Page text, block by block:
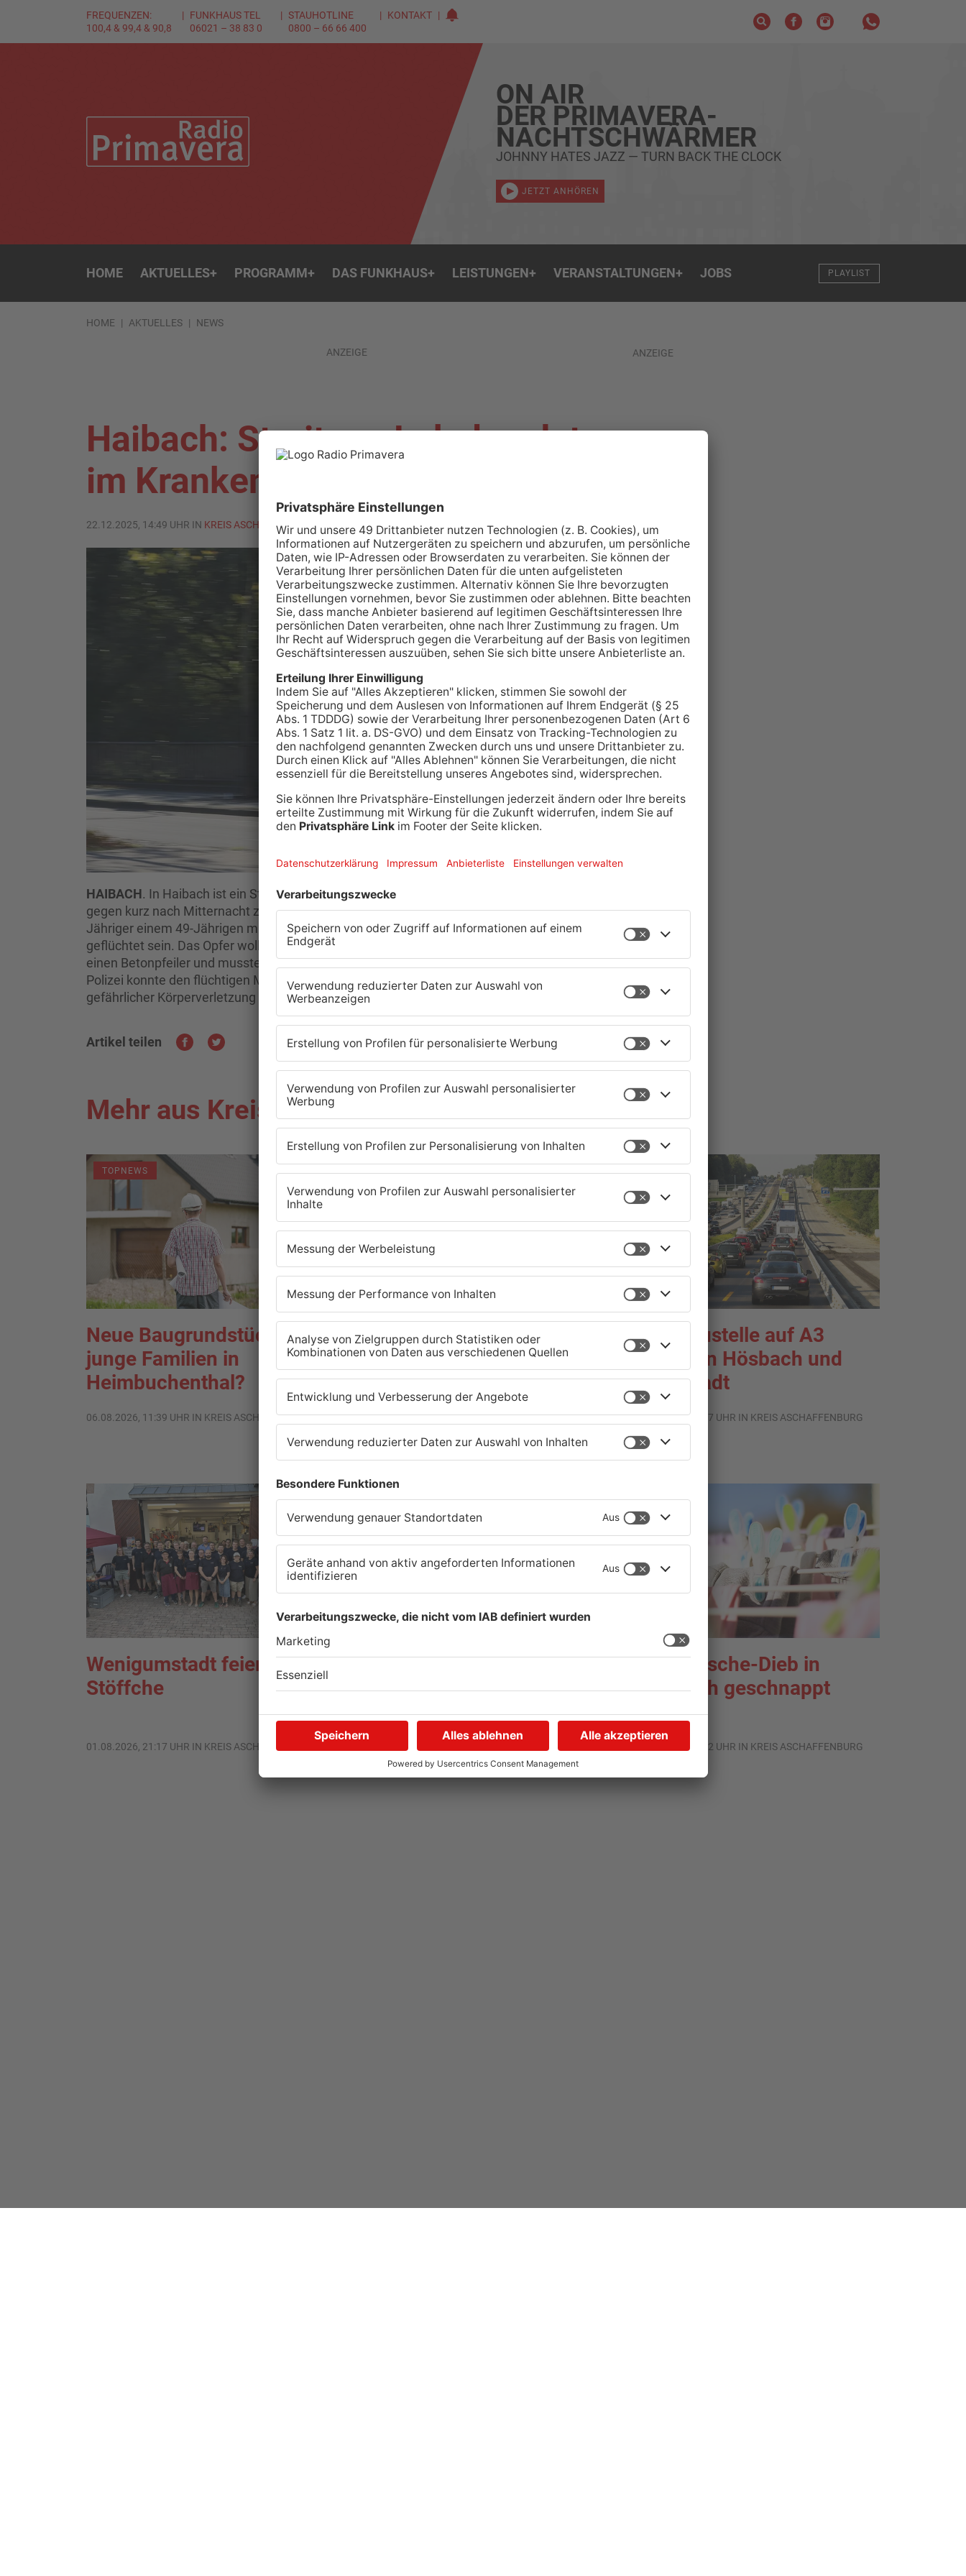
FREQUENZEN:
100,4 & 99,4 & 90,8
FUNKHAUS TEL
06021 – 38 83 0
STAUHOTLINE
0800 – 66 66 400
KONTAKT
ON AIR
DER PRIMAVERA-
NACHTSCHWÄRMER
JOHNNY HATES JAZZ — TURN BACK THE CLOCK
JETZT ANHÖREN
HOME AKTUELLES+ PROGRAMM+ DAS FUNKHAUS+ LEISTUNGEN+ VERANSTALTUNGEN+ JOBS PLAYLIST
HOME AKTUELLES NEWS
ANZEIGE
Haibach: Streit vor Lokal endet
im Krankenhaus
22.12.2025, 14:49 UHR IN KREIS ASCHAFFENBURG
HAIBACH. In Haibach ist ein Streit vor einem Lokal eskaliert. Nach Angaben der Polizei kam
gegen kurz nach Mitternacht zu einem Streit zwischen zwei Männern. Dabei soll ein 37-
Jähriger einem 49-Jährigen mit dem Fuß gegen den Kopf getreten haben und anschließend
geflüchtet sein. Das Opfer wollte den Angreifer noch verfolgen, prallte dabei jedoch gegen
einen Betonpfeiler und musste schwer verletzt ins Krankenhaus gebracht werden. Die
Polizei konnte den flüchtigen Mann wenig später festnehmen. Gegen ihn wird nun wegen
gefährlicher Körperverletzung ermittelt.
Artikel teilen
ANZEIGE
Mehr aus Kreis Aschaffenburg
TOPNEWS
Neue Baugrundstücke für
junge Familien in
Heimbuchenthal?
06.08.2026, 11:39 UHR IN KREIS ASCHAFFENBURG
Tante Enso übernimmt
einzigen Supermarkt in
Pflaumheim
06.08.2026, 05:30 UHR IN KREIS ASCHAFFENBURG
TOPNEWS
Großbaustelle auf A3
zwischen Hösbach und
Stockstadt
03.08.2026, 15:57 UHR IN KREIS ASCHAFFENBURG
Wenigumstadt feiert das
Stöffche
01.08.2026, 21:17 UHR IN KREIS ASCHAFFENBURG
Wegen Trockenheit: Neue
Regeln auf A'burger
Friedhöfen
31.07.2026, 11:46 UHR IN KREIS ASCHAFFENBURG
Unterwäsche-Dieb in
Goldbach geschnappt
31.07.2026, 11:42 UHR IN KREIS ASCHAFFENBURG